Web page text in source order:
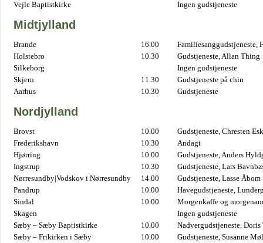
Vejle Baptistkirke
Ingen gudstjeneste
Midtjylland
Brande 16.00
Familiesanggudstjeneste,
Holstebro
10.30
Gudstjeneste, Allan Thing
Silkeborg
Ingen gudstjeneste
Skjern
11.30
Gudstjeneste på chin
Aarhus
10.30 Gudstjeneste
Nordjylland
Brovst 10.00
Gudstjeneste, Chresten
Frederikshavn
10.30
Andagt
Hjørring
10.00
Gudstjeneste, Anders
Ingstrup
10.30
Gudstjeneste, Lars
Nørresundby|Vodskov i Nørresundby
14.00
Gudstjeneste, Lasse Åbom
Pandrup
10.00
Havegudstjeneste,
Sindal
10.00
Morgenkaffe og
Skagen
Ingen gudstjeneste
Sæby – Sæby Baptistkirke
10.00
Nadvergudstjeneste,
Sæby – Frikirken i Sæby
10.00 Gudstjeneste, Susanne